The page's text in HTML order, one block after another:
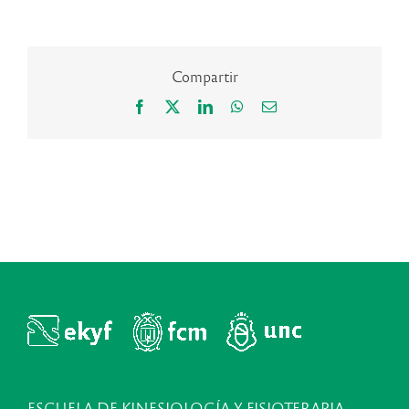
Compartir
Facebook LinkedInWhatsApp
Correo